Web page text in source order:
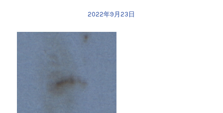
2022年9月23日